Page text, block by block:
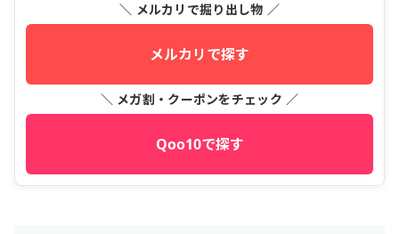
＼ メルカリで掘り出し物 ／
メルカリで探す
＼ メガ割・クーポンをチェック ／
Qoo10で探す